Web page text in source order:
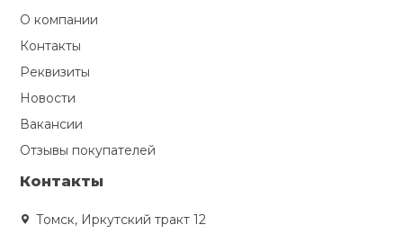
О компании
Контакты
Реквизиты
Новости
Вакансии
Отзывы покупателей
Контакты
Томск, Иркутский тракт 12